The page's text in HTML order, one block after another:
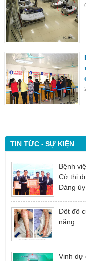
TIN TỨC - SỰ KIỆN
Bệnh
Cờ thi
Đảng ủy
Đốt đồ
nặng
Vinh dự